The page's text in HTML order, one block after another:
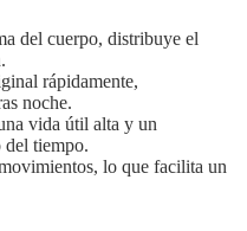
del cuerpo, distribuye el
rápidamente,
noche.
vida útil alta y un
del tiempo.
lo que facilita un